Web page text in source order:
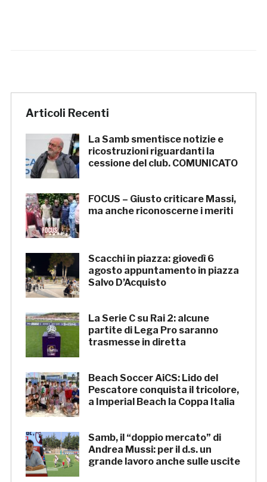
Articoli Recenti
La Samb smentisce notizie e
ricostruzioni riguardanti la
cessione del club. COMUNICATO
FOCUS – Giusto criticare Massi,
ma anche riconoscerne i meriti
Scacchi in piazza: giovedì 6
agosto appuntamento in piazza
Salvo D’Acquisto
La Serie C su Rai 2: alcune
partite di Lega Pro saranno
trasmesse in diretta
Beach Soccer AiCS: Lido del
Pescatore conquista il tricolore,
a Imperial Beach la Coppa Italia
Samb, il “doppio mercato” di
Andrea Mussi: per il d.s. un
grande lavoro anche sulle uscite